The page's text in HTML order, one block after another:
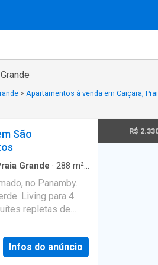
> Apartamentos à venda em Caiçara,
São
Grande · 288 m²·
·Sala de
·Área das
no Panamby.
Living para 4
repletas de
e lareira
e sala integrada
e grande
Infos do anúncio
R$